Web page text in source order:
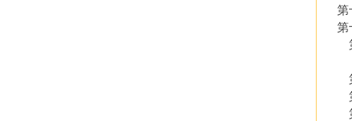
第
第
第
（
第
第
第